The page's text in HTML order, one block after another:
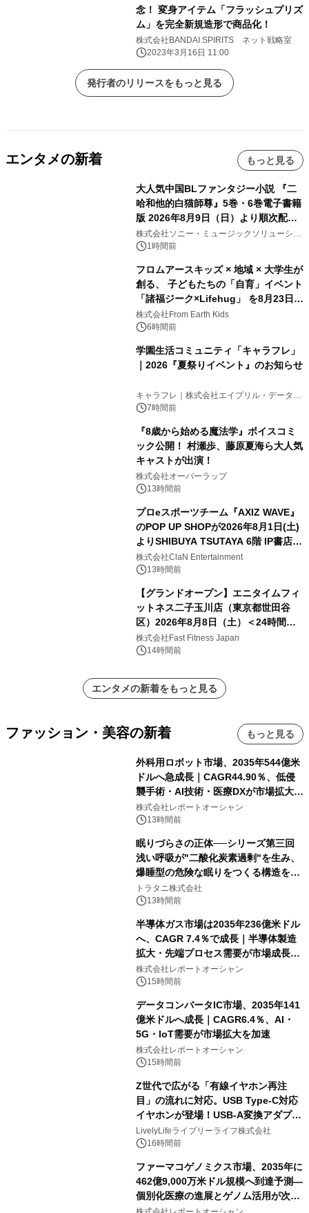
念！ 変身アイテム「フラッシュプリズ
ム」を完全新規造形で商品化！
株式会社BANDAI SPIRITS ネット戦略室
2023年3月16日 11:00
発行者のリリースをもっと見る
エンタメの新着 もっと見る
大人気中国BLファンタジー小説 『二
哈和他的白猫師尊』5巻・6巻電子書籍
版 2026年8月9日（日）より順次配信
開始
株式会社ソニー・ミュージックソリューショ
ンズ1時間前
フロムアースキッズ × 地域 × 大学生が
創る、 子どもたちの「自育」イベント
「諸福ジーク×Lifehug」 を8月23日
(日)開催
株式会社From Earth Kids
6時間前
学園生活コミュニティ「キャラフレ」
｜2026『夏祭りイベント』のお知らせ
キャラフレ｜株式会社エイプリル・データ・
デザインズ
7時間前
『8歳から始める魔法学』ボイスコミ
ック公開！ 村瀬歩、藤原夏海ら大人気
キャストが出演！
株式会社オーバーラップ
13時間前
プロeスポーツチーム『AXIZ WAVE』
のPOP UP SHOPが2026年8月1日(土)
よりSHIBUYA TSUTAYA 6階 IP書店で
開催決定！！
株式会社ClaN Entertainment
13時間前
【グランドオープン】エニタイムフィ
ットネス二子玉川店（東京都世田谷
区）2026年8月8日（土）＜24時間年
中無休のフィットネスジム＞
株式会社Fast Fitness Japan
14時間前
エンタメの新着をもっと見る
ファッション・美容の新着 もっと見る
外科用ロボット市場、2035年544億米
ドルへ急成長｜CAGR44.90％、低侵
襲手術・AI技術・医療DXが市場拡大を
牽引
株式会社レポートオーシャン
13時間前
眠りづらさの正体──シリーズ第三回
浅い呼吸が"二酸化炭素過剰"を生み、
爆睡型の危険な眠りをつくる構造を解
説
トラタニ株式会社
13時間前
半導体ガス市場は2035年236億米ドル
へ、CAGR 7.4％で成長｜半導体製造
拡大・先端プロセス需要が市場成長を
加速
株式会社レポートオーシャン
15時間前
データコンバータIC市場、2035年141
億米ドルへ成長｜CAGR6.4％、AI・
5G・IoT需要が市場拡大を加速
株式会社レポートオーシャン
15時間前
Z世代で広がる「有線イヤホン再注
目」の流れに対応。USB Type-C対応
イヤホンが登場！USB-A変換アダプタ
ー付きでスマホからパソコンまで幅広
く活用可能
LivelyLifeライブリーライフ株式会社
16時間前
ファーマコゲノミクス市場、2035年に
462億9,000万米ドル規模へ到達予測―
個別化医療の進展とゲノム活用が次世
代ヘルスケア投資を加速